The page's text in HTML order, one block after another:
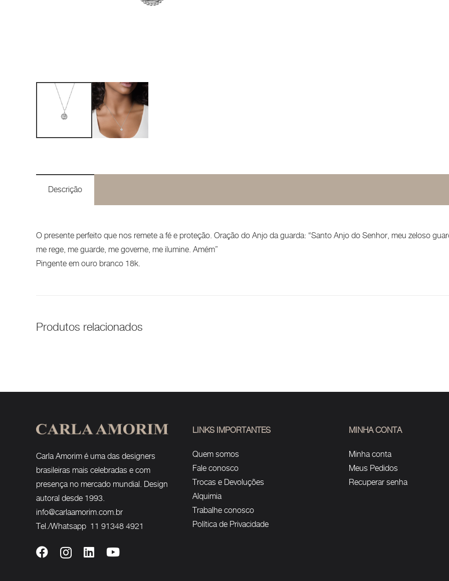
Descrição
O presente perfeito que nos remete a fé e proteção. Oração do Anjo da guarda: “Santo Anjo do Senhor, meu zeloso
me rege, me guarde, me governe, me ilumine. Amém”
Pingente em ouro branco 18k.
Produtos relacionados
Carla Amorim é uma das designers
brasileiras mais celebradas e com
presença no mercado mundial. Design
autoral desde 1993.
info@carlaamorim.com.br
Tel./Whatsapp 11 91348 4921
LINKS IMPORTANTES
Quem somos
Fale conosco
Trocas e Devoluções
Alquimia
Trabalhe conosco
Política de Privacidade
MINHA CONTA
Minha conta
Meus Pedidos
Recuperar senha